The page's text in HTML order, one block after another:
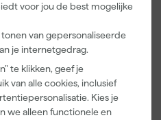
voor jou de best mogelijke
van gepersonaliseerde
je internetgedrag.
te klikken, geef je
van alle cookies, inclusief
Kies je
we alleen functionele en